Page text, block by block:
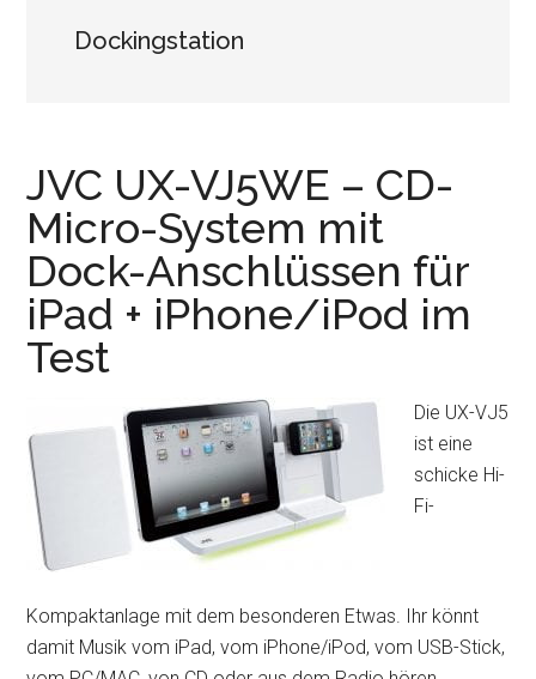
Dockingstation
JVC UX-VJ5WE – CD-
Micro-System mit
Dock-Anschlüssen für
iPad + iPhone/iPod im
Test
Die UX-VJ5
ist eine
schicke Hi-
Fi-
Kompaktanlage mit dem besonderen Etwas. Ihr könnt
damit Musik vom iPad, vom iPhone/iPod, vom USB-Stick,